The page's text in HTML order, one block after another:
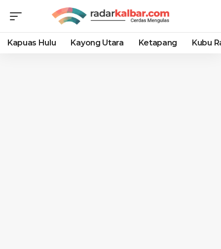
Kapuas Hulu Kayong Utara Ketapang Kubu